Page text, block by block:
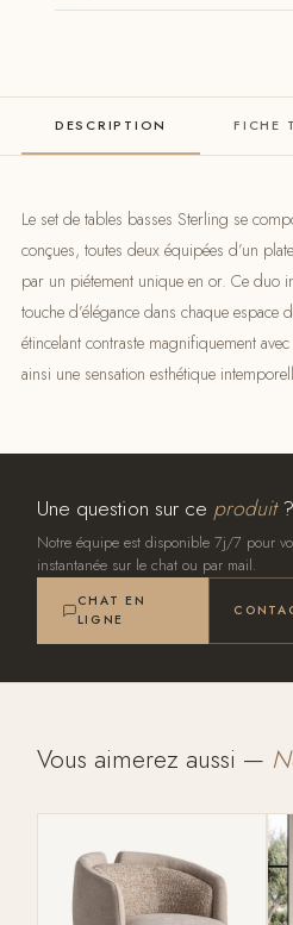
DESCRIPTION FICHE
Le set de tables basses Sterling se
conçues, toutes deux équipées d’un
par un piétement unique en or. Ce duo
touche d’élégance dans chaque espace
étincelant contraste magnifiquement
ainsi une sensation esthétique
Une question sur ce produit?
Notre équipe est disponible 7j/7 pour
instantanée sur le chat ou par mail.
CHAT EN
LIGNE
Vous aimerez aussi —